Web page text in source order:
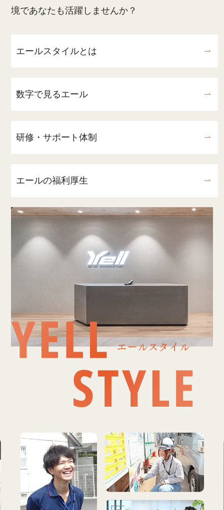
境であなたも活躍しませんか？
エールスタイルとは
数字で見るエール
研修・サポート体制
エールの福利厚生